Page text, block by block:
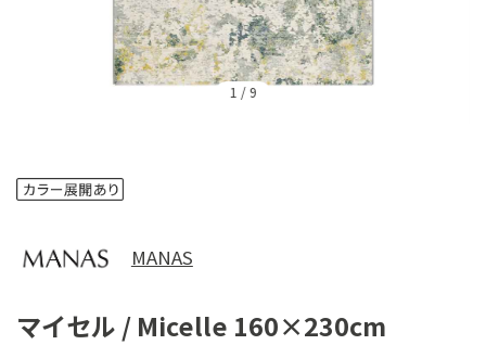
1 /9
MANAS
マイセル / Micelle 160×230cm